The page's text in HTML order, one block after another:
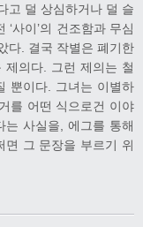
고 덜 상심하거나 덜 슬
사이’의 건조함과 무심
다. 결국 작별은 폐기한
의다. 그런 제의는 철
뿐이다. 그녀는 이별하
를 어떤 식으로건 이야
사실을, 에그를 통해
그 문장을 부르기 위